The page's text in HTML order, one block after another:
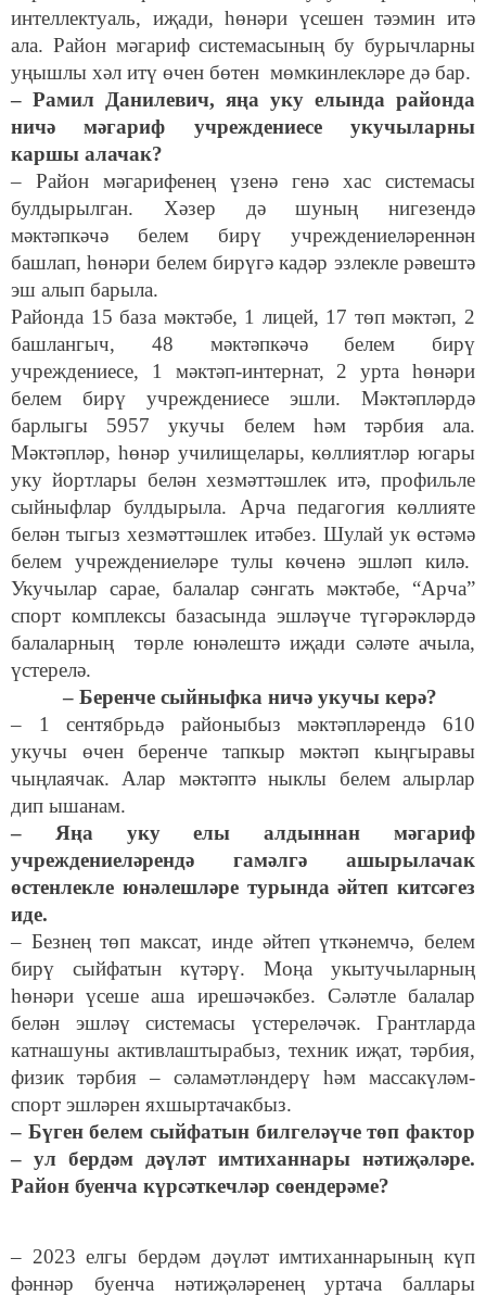
интеллектуаль, иҗади, һөнәри үсешен тәэмин итә
ала. Район мәгариф системасының бу бурычларны
уңышлы хәл итү өчен бөтен мөмкинлекләре дә бар.
– Рамил Данилевич, яңа уку елында районда
ничә мәгариф учреждениесе укучыларны
каршы алачак?
– Район мәгарифенең үзенә генә хас системасы
булдырылган. Хәзер дә шуның нигезендә
мәктәпкәчә белем бирү учреждениеләреннән
башлап, һөнәри белем бирүгә кадәр эзлекле рәвештә
эш алып барыла.
Районда 15 база мәктәбе, 1 лицей, 17 төп мәктәп, 2
башлангыч, 48 мәктәпкәчә белем бирү
учреждениесе, 1 мәктәп-интернат, 2 урта һөнәри
белем бирү учреждениесе эшли. Мәктәпләрдә
барлыгы 5957 укучы белем һәм тәрбия ала.
Мәктәпләр, һөнәр училищелары, көллиятләр югары
уку йортлары белән хезмәттәшлек итә, профильле
сыйныфлар булдырыла. Арча педагогия көллияте
белән тыгыз хезмәттәшлек итәбез. Шулай ук өстәмә
белем учреждениеләре тулы көченә эшләп килә.
Укучылар сарае, балалар сәнгать мәктәбе, “Арча”
спорт комплексы базасында эшләүче түгәрәкләрдә
балаларның төрле юнәлештә иҗади сәләте ачыла,
үстерелә.
– Беренче сыйныфка ничә укучы керә?
– 1 сентябрьдә районыбыз мәктәпләрендә 610
укучы өчен беренче тапкыр мәктәп кыңгыравы
чыңлаячак. Алар мәктәптә ныклы белем алырлар
дип ышанам.
– Яңа уку елы алдыннан мәгариф
учреждениеләрендә гамәлгә ашырылачак
өстенлекле юнәлешләре турында әйтеп китсәгез
иде.
– Безнең төп максат, инде әйтеп үткәнемчә, белем
бирү сыйфатын күтәрү. Моңа укытучыларның
һөнәри үсеше аша ирешәчәкбез. Сәләтле балалар
белән эшләү системасы үстереләчәк. Грантларда
катнашуны активлаштырабыз, техник иҗат, тәрбия,
физик тәрбия – сәламәтләндерү һәм массакүләм-
спорт эшләрен яхшыртачакбыз.
– Бүген белем сыйфатын билгеләүче төп фактор
– ул бердәм дәүләт имтиханнары нәтиҗәләре.
Район буенча күрсәткечләр сөендерәме?
– 2023 елгы бердәм дәүләт имтиханнарының күп
фәннәр буенча нәтиҗәләренең уртача баллары